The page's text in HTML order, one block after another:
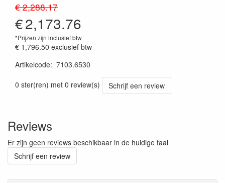
€ 2,288.17
€2,173.76
*Prijzen zijn inclusief btw
€ 1,796.50 exclusief btw
Artikelcode: 7103.6530
0 ster(ren) met 0 review(s)
Schrijf een review
Reviews
Er zijn geen reviews beschikbaar in de huidige taal
Schrijf een review